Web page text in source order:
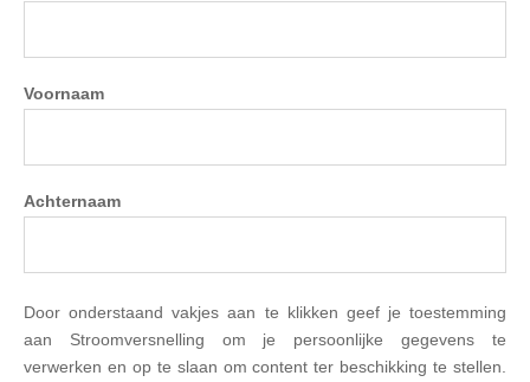
Voornaam
Achternaam
Door onderstaand vakjes aan te klikken geef je toestemming
aan Stroomversnelling om je persoonlijke gegevens te
verwerken en op te slaan om content ter beschikking te stellen.